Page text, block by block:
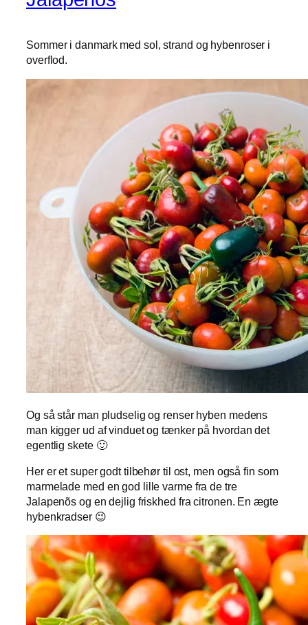
Sommer i danmark med sol, strand og hybenroser i
overflod.
Og så står man pludselig og renser hyben medens
man kigger ud af vinduet og tænker på hvordan det
egentlig skete 🙂
Her er et super godt tilbehør til ost, men også fin som
marmelade med en god lille varme fra de tre
Jalapenõs og en dejlig friskhed fra citronen. En ægte
hybenkradser 😉